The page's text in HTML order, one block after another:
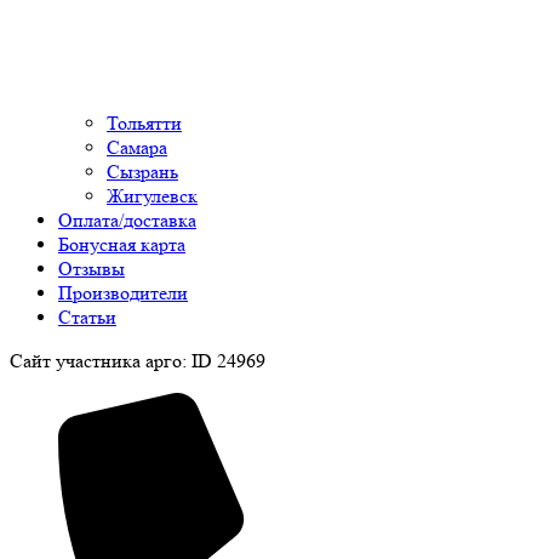
Тольятти
Самара
Сызрань
Жигулевск
Оплата/доставка
Бонусная карта
Отзывы
Производители
Статьи
Сайт участника арго: ID 24969